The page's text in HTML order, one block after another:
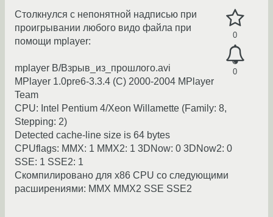
0
0
Столкнулся с непонятной надписью при
проигрывании любого видо файла при
помощи mplayer:
mplayer В/Взрыв_из_прошлого.avi
MPlayer 1.0pre6-3.3.4 (C) 2000-2004 MPlayer
Team
CPU: Intel Pentium 4/Xeon Willamette (Family: 8,
Stepping: 2)
Detected cache-line size is 64 bytes
CPUflags: MMX: 1 MMX2: 1 3DNow: 0 3DNow2: 0
SSE: 1 SSE2: 1
Скомпилировано для x86 CPU со следующими
расширениями: MMX MMX2 SSE SSE2